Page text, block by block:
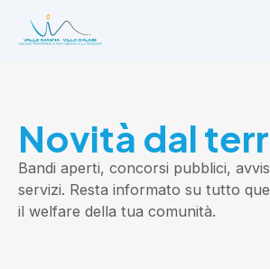
L'Ambito
Cosa facciamo
Amministrazione trasparente
Contatti
Novità dal
Bandi aperti, concorsi pubblici,
servizi. Resta informato su tutto
il welfare della tua comunità.